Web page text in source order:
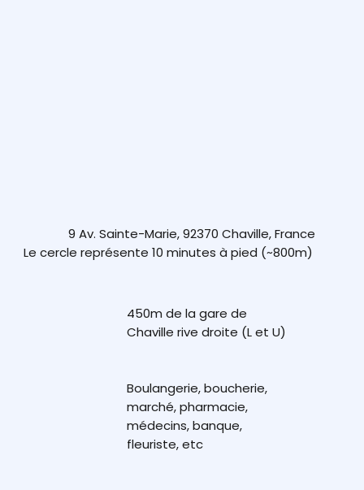
9 Av. Sainte-Marie, 92370 Chaville, France
Le cercle représente 10 minutes à pied (~800m)
450m de la gare de
Chaville rive droite (L et U)
Boulangerie, boucherie,
marché, pharmacie,
médecins, banque,
fleuriste, etc